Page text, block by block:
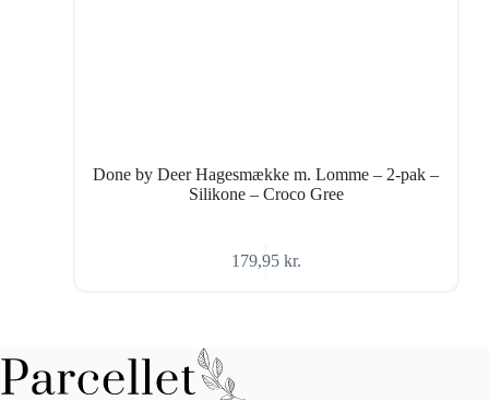
Done by Deer Hagesmække m. Lomme – 2-pak –
Silikone – Croco Gree
179,95 kr.